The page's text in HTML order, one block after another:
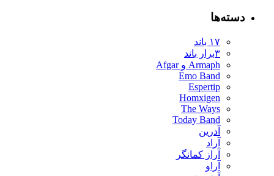
دسته‌ها
۱۷ باند
۳برار باند
Armaph و Afgar
Emo Band
Espertip
Homxigen
The Ways
Today Band
آدرین
آراد
آراز کمانگر
آراو